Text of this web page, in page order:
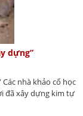
dựng”
nhà khảo cổ học
đã xây dựng kim tự